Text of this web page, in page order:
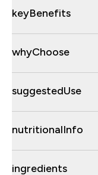
keyBenefits
whyChoose
suggestedUse
nutritionalInfo
ingredients